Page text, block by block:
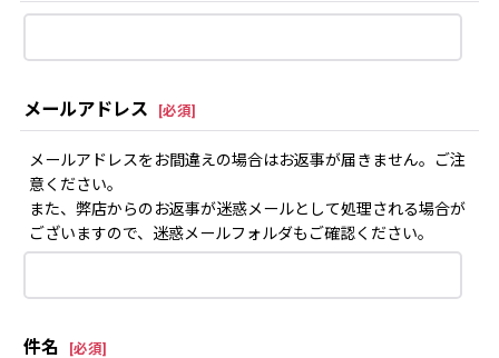
メールアドレス [必須]
メールアドレスをお間違えの場合はお返事が届きません。ご注
意ください。
また、弊店からのお返事が迷惑メールとして処理される場合が
ございますので、迷惑メールフォルダもご確認ください。
件名 [必須]